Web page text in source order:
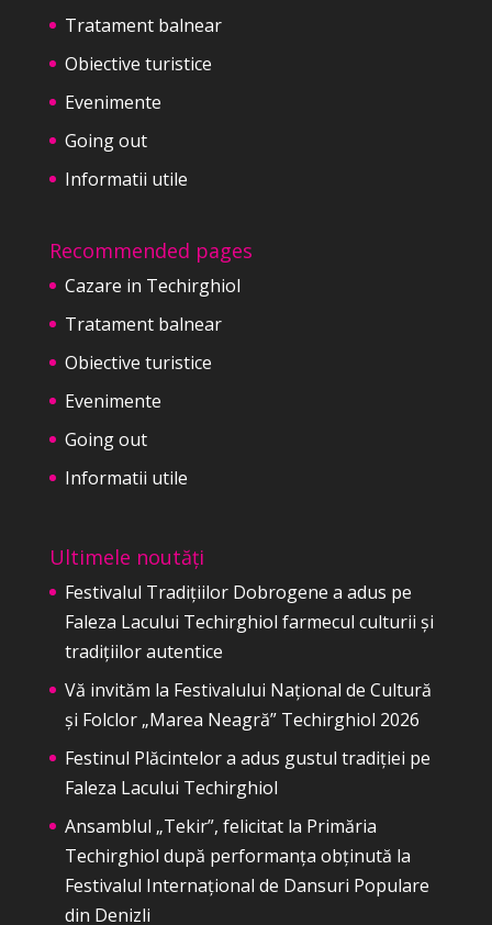
Tratament balnear
Obiective turistice
Evenimente
Going out
Informatii utile
Recommended pages
Cazare in Techirghiol
Tratament balnear
Obiective turistice
Evenimente
Going out
Informatii utile
Ultimele noutăți
Festivalul Tradițiilor Dobrogene a adus pe
Faleza Lacului Techirghiol farmecul culturii și
tradițiilor autentice
Vă invităm la Festivalului Național de Cultură
și Folclor „Marea Neagră” Techirghiol 2026
Festinul Plăcintelor a adus gustul tradiției pe
Faleza Lacului Techirghiol
Ansamblul „Tekir”, felicitat la Primăria
Techirghiol după performanța obținută la
Festivalul Internațional de Dansuri Populare
din Denizli